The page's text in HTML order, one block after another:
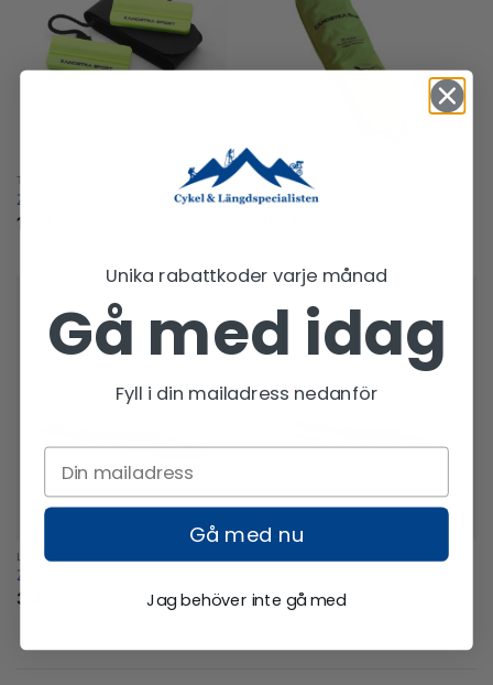
TILLBEHÖR LÅNGFÄRDSSKRIDSKOR
Zandstra Skenskydd
100
TILLBEHÖR LÅNGFÄRDSSKRIDSKOR
Zandstra Räddningslina
LÅNGFÄRDSSKRIDSKOR
Zandstra Blade Mont BC
3 400 2 999kr
Unika rabattkoder varje månad
Gå med idag
Fyll i din mailadress nedanför
Gå med nu
Jag behöver inte gå med